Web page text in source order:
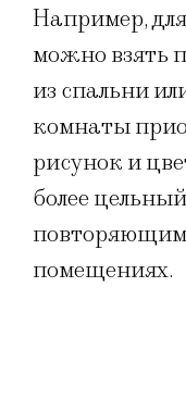
Например,
можно взять
из спальни
комнаты
рисунок и
более
помещениях.